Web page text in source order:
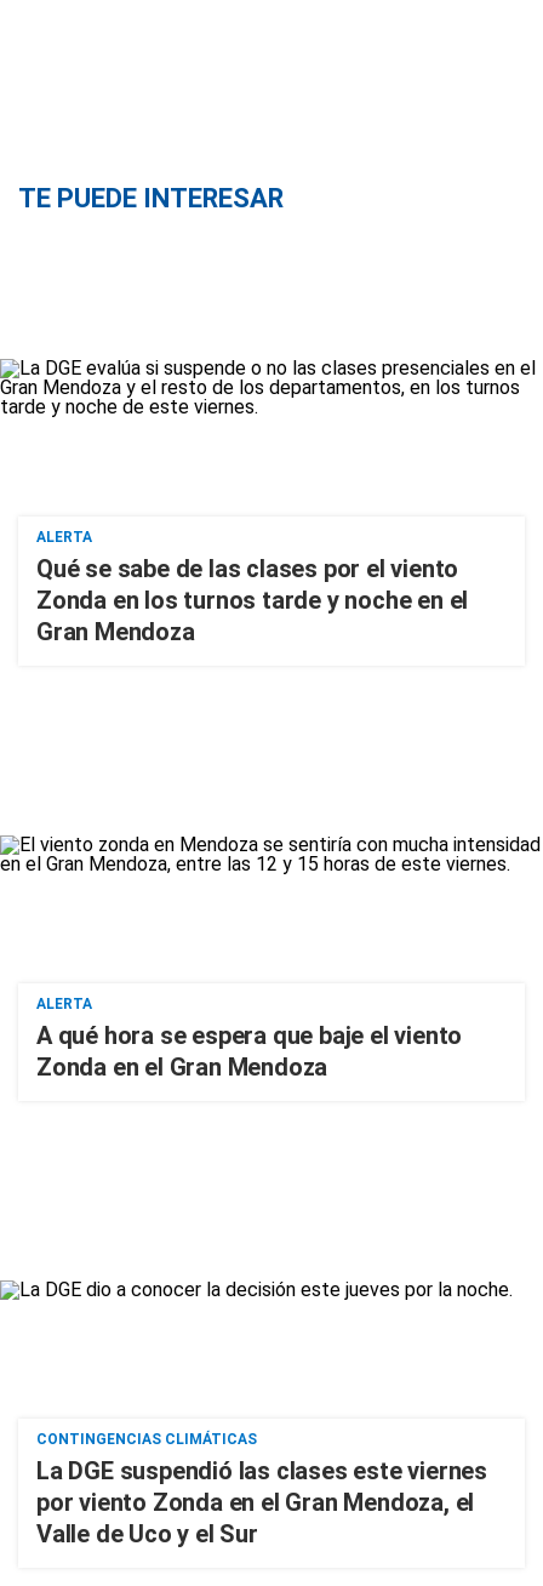
TE PUEDE INTERESAR
ALERTA
Qué se sabe de las clases por el viento
Zonda en los turnos tarde y noche en el
Gran Mendoza
ALERTA
A qué hora se espera que baje el viento
Zonda en el Gran Mendoza
CONTINGENCIAS CLIMÁTICAS
La DGE suspendió las clases este viernes
por viento Zonda en el Gran Mendoza, el
Valle de Uco y el Sur